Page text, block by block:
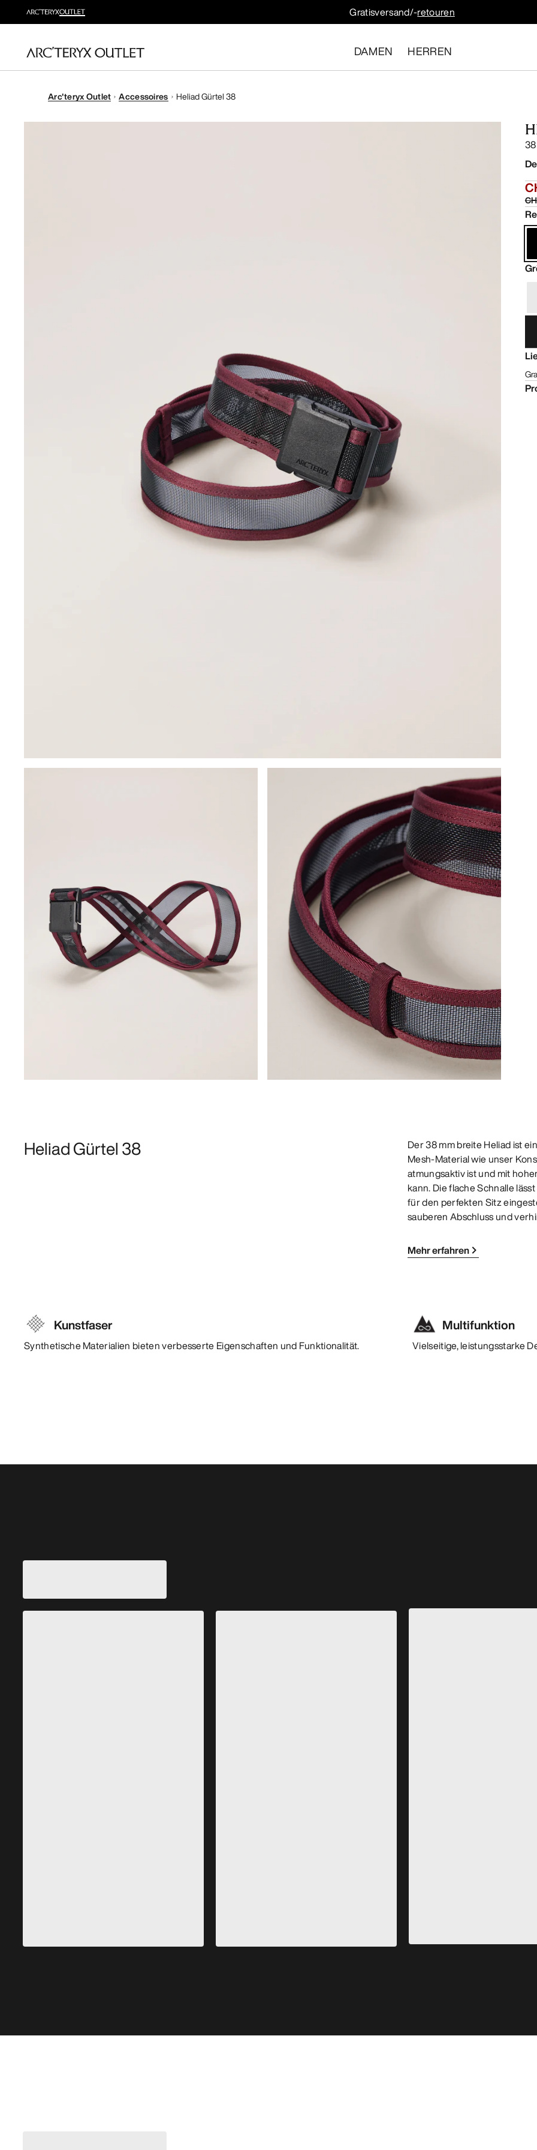
Gratisversand/-retouren
DAMEN HERREN
Arc'teryx Outlet Accessoires Heliad Gürtel 38
Heliad Gürtel 38
Der 38 mm breite Heliad ist
Mesh-Material wie unser
atmungsaktiv ist und mit
kann. Die flache Schnalle
für den perfekten Sitz
sauberen Abschluss und
Mehr erfahren
Kunstfaser
Synthetische Materialien bieten verbesserte Eigenschaften und Funktionalität.
Multifunktion
Vielseitige, leistungsstarke